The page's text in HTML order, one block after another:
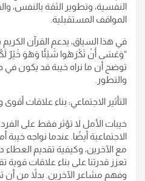
النفسية، وتطوير الثقة بالنفس،
المواقف المستقبلية.
في هذا السياق، يدعم القرآن
توضح أن ما نراه خيبة قد يكون
والتطور.
التأثير الاجتماعي: بناء علاقات أقوى
خيبات الأمل لا تؤثر فقط على
الاجتماعية أيضًا. عندما نواجه خيبة
مع الآخرين، وكيفية تقديم العطاء
تعزز قدرتنا على بناء علاقات قوية
وفهم مشاعر الآخرين. بدلاً من أن